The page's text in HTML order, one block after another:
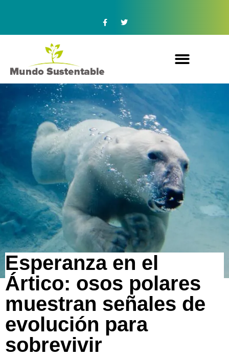
Esperanza en el
Ártico: osos polares
muestran señales de
evolución para
sobrevivir